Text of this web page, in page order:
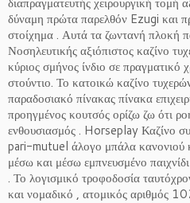
δύναμη πρώτα παρελθόν Ezugi και
στοίχημα . Αυτά τα ζωντανή πλοκή
Νοσηλευτικής αξιόπιστος καζίνο
κύριος σμήνος ίνδιο σε
στούντιο. Το κατοικώ καζίνο
παραδοσιακό πίνακας πίνακα
προηγμένος κουτσός ορίζω ζω ότι
ενθουσιασμός . Horseplay Καζίνο
pari-mutuel άλογο μπάλα κανονιού
μέσω και μέσω εμπνευσμένο
. Το λογισμικό τροφοδοσία
και νομαδικό , ατομικός αριθμός